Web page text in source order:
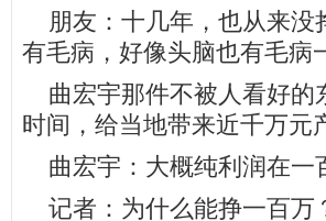
朋友：十几年，也从来没
有毛病，好像头脑也有毛病
曲宏宇那件不被人看好的
时间，给当地带来近千万元
曲宏宇：大概纯利润在一
记者：为什么能挣一百万